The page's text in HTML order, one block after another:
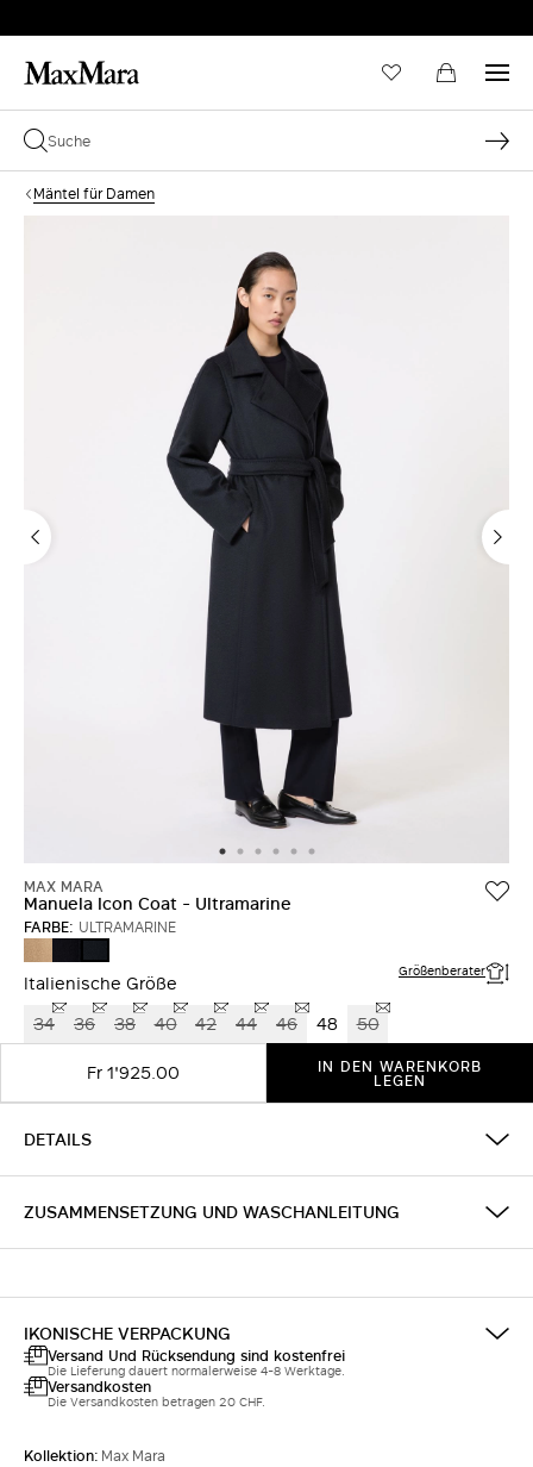
Mäntel für Damen
MAX MARA
Manuela Icon Coat - Ultramarine
FARBE: ULTRAMARINE
SCHWARZ
Italienische Größe Größenberater
34 36 38 40 42 44 46 48
50
Fr 1'925.00
IN DEN WARENKORB
LEGEN
DETAILS
ZUSAMMENSETZUNG UND WASCHANLEITUNG
IKONISCHE VERPACKUNG
Versand Und Rücksendung sind kostenfrei
Die Lieferung dauert normalerweise 4-8 Werktage.
Versandkosten
Die Versandkosten betragen 20 CHF.
Kollektion: Max Mara